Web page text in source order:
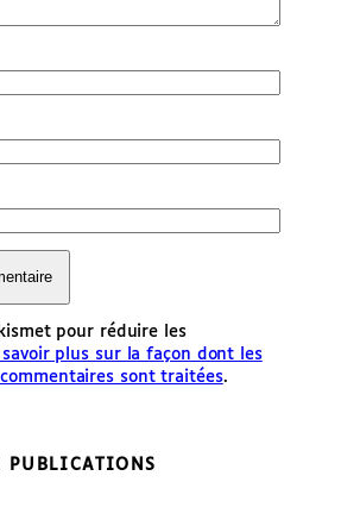
pour réduire les
savoir plus sur la façon dont les
sont traitées.
PUBLICATIONS